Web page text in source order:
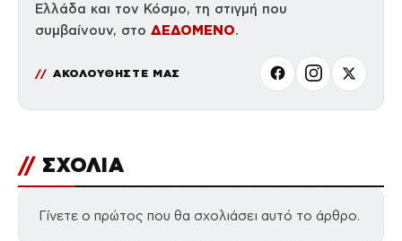
Ελλάδα και τον Κόσμο, τη στιγμή που
συμβαίνουν, στο ΔΕΔΟΜΕΝΟ.
ΑΚΟΛΟΥΘΗΣΤΕ ΜΑΣ
// ΣΧΟΛΙΑ
Γίνετε ο πρώτος που θα σχολιάσει αυτό το άρθρο.